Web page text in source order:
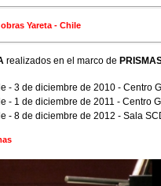
Yareta - Chile
realizados en el marco de
- 3 de diciembre de 2010 - Centro
- 1 de diciembre de 2011 - Centro
- 8 de diciembre de 2012 - Sala